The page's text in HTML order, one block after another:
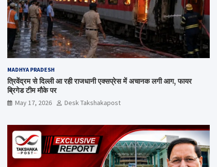
MADHYA PRADESH
त्रिवेंद्रम से दिल्ली आ रही राजधानी एक्सप्रेस में अचानक लगी आग, फायर
ब्रिगेड टीम मौके पर
May 17, 2026 Desk Takshakapost